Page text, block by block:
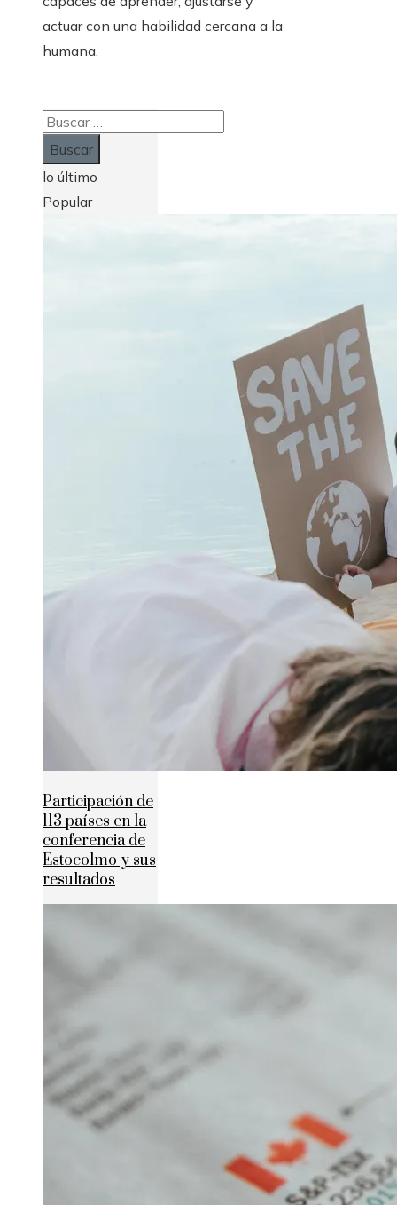
actuar con una habilidad cercana a la
humana.
Buscar:
lo último
Popular
Participación de
113 países en la
conferencia de
Estocolmo y sus
resultados